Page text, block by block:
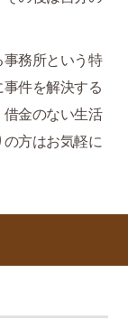
務所という特
件を解決する
金のない生活
方はお気軽に